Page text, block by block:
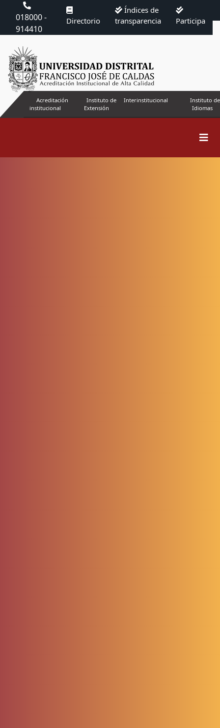
018000 -
914410
Directorio
Índices de
transparencia
Participa
Acreditación
institucional
Instituto de
Extensión
Interinstitucional
Instituto de
Idiomas